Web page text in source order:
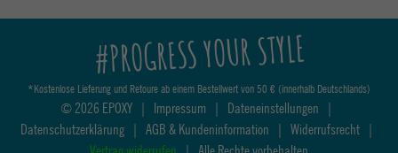
#PROGRESS YOUR STYLE
*Kostenlose Lieferung und Retoure ab einem Bestellwert von 50 € (innerhalb Deutschlands)
© 2026 EPOXY | Impressum | Dateneinstellungen |
Datenschutzerklärung | AGB & Kundeninformation | Widerrufsrecht |